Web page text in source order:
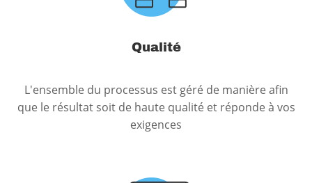
Qualité
L'ensemble du processus est géré de manière afin
que le résultat soit de haute qualité et réponde à vos
exigences